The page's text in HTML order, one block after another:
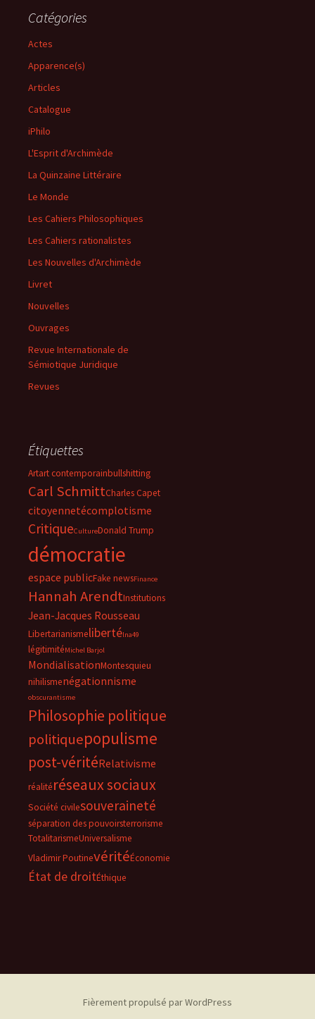
Catégories
Actes
Apparence(s)
Articles
Catalogue
iPhilo
L'Esprit d'Archimède
La Quinzaine Littéraire
Le Monde
Les Cahiers Philosophiques
Les Cahiers rationalistes
Les Nouvelles d'Archimède
Livret
Nouvelles
Ouvrages
Revue Internationale de
Sémiotique Juridique
Revues
Étiquettes
Artart contemporainbullshitting
Carl SchmittCharles Capet
citoyennetécomplotisme
CritiqueCultureDonald Trump
démocratie
espace publicFake newsFinance
Hannah ArendtInstitutions
Jean-Jacques Rousseau
Libertarianismelibertélna49
légitimitéMichel Barjol
MondialisationMontesquieu
nihilismenégationnisme
obscurantisme
Philosophie politique
politiquepopulisme
post-véritéRelativisme
réalitéréseaux sociaux
Société civilesouveraineté
séparation des pouvoirsterrorisme
TotalitarismeUniversalisme
Vladimir PoutinevéritéÉconomie
État de droitÉthique
Fièrement propulsé par WordPress